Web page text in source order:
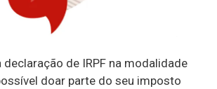
declaração de IRPF na modalidade
doar parte do seu imposto